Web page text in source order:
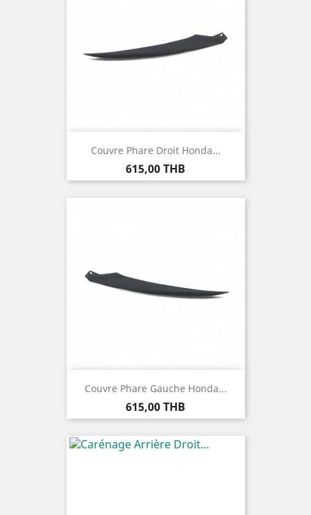
Couvre Phare Droit Honda...
Prix
615,00 THB
Couvre Phare Gauche Honda...
Prix
615,00 THB